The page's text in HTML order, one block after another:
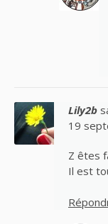
Lily2b
19
Z êtes
Il est